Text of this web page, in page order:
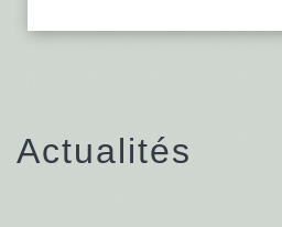
Actualités